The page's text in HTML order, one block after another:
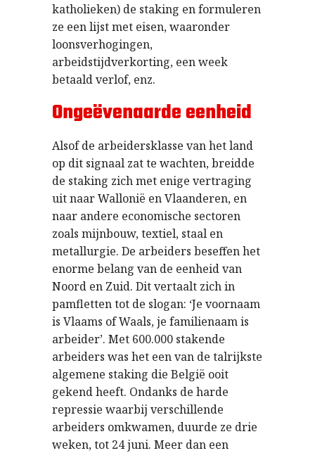
katholieken) de staking en formuleren
ze een lijst met eisen, waaronder
loonsverhogingen,
arbeidstijdverkorting, een week
betaald verlof, enz.
Ongeëvenaarde eenheid
Alsof de arbeidersklasse van het land
op dit signaal zat te wachten, breidde
de staking zich met enige vertraging
uit naar Wallonië en Vlaanderen, en
naar andere economische sectoren
zoals mijnbouw, textiel, staal en
metallurgie. De arbeiders beseffen het
enorme belang van de eenheid van
Noord en Zuid. Dit vertaalt zich in
pamfletten tot de slogan: ‘Je voornaam
is Vlaams of Waals, je familienaam is
arbeider’. Met 600.000 stakende
arbeiders was het een van de talrijkste
algemene staking die België ooit
gekend heeft. Ondanks de harde
repressie waarbij verschillende
arbeiders omkwamen, duurde ze drie
weken, tot 24 juni. Meer dan een